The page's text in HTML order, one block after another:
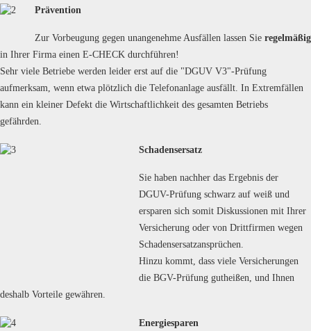
Prävention
Zur Vorbeugung gegen unangenehme Ausfällen lassen Sie regelmäßig
in Ihrer Firma einen E-CHECK durchführen!
Sehr viele Betriebe werden leider erst auf die "DGUV V3"-Prüfung
aufmerksam, wenn etwa plötzlich die Telefonanlage ausfällt. In Extremfällen
kann ein kleiner Defekt die Wirtschaftlichkeit des gesamten Betriebs
gefährden.
Schadensersatz
Sie haben nachher das Ergebnis der
DGUV-Prüfung schwarz auf weiß und
ersparen sich somit Diskussionen mit Ihrer
Versicherung oder von Drittfirmen wegen
Schadensersatzansprüchen.
Hinzu kommt, dass viele Versicherungen
die BGV-Prüfung gutheißen, und Ihnen
deshalb Vorteile gewähren.
Energiesparen